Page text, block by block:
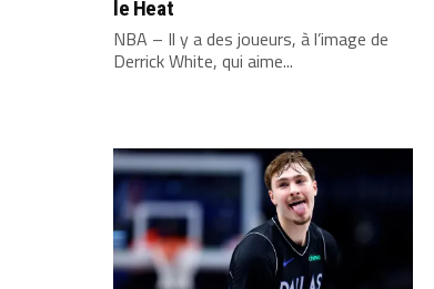
le Heat
NBA – Il y a des joueurs, à l’image de
Derrick White, qui aime...